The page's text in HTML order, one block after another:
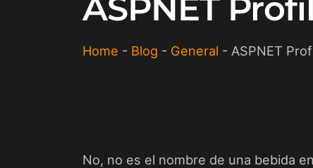
ASPNET
Home - Blog - General - ASPNET
No, no es el nombre de una bebida